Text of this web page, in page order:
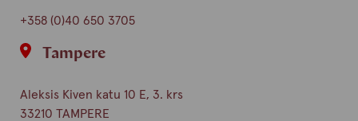
+358 (0)40 650 3705
Tampere
Aleksis Kiven katu 10 E, 3. krs
33210 TAMPERE